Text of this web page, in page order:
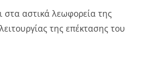
στα αστικά λεωφορεία της
της επέκτασης του